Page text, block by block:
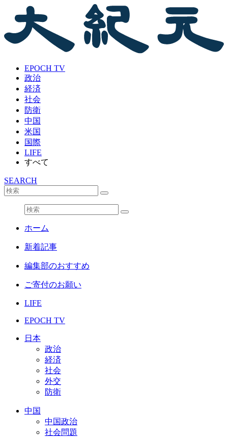
EPOCH TV
政治
経済
社会
防衛
中国
米国
国際
LIFE
すべて
SEARCH
ホーム
新着記事
編集部のおすすめ
ご寄付のお願い
LIFE
EPOCH TV
日本
政治
経済
社会
外交
防衛
中国
中国政治
社会問題